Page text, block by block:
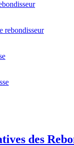
rebondisseur
des